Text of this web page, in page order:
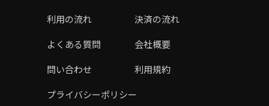
利用の流れ
決済の流れ
よくある質問
会社概要
問い合わせ
利用規約
プライバシーポリシー